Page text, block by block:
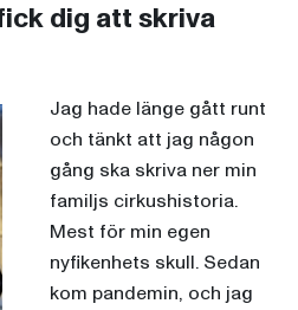
dig att skriva
Jag hade länge gått runt
och tänkt att jag någon
gång ska skriva ner min
familjs cirkushistoria.
Mest för min egen
nyfikenhets skull. Sedan
kom pandemin, och jag